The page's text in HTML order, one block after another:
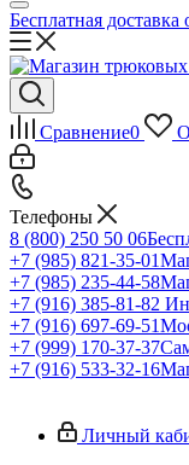
Бесплатная доставка
Сравнение0
Телефоны
8 (800) 250 50 06
+7 (985) 821-35-01
+7 (985) 235-44-58
+7 (916) 385-81-82
+7 (916) 697-69-51
+7 (999) 170-37-37
+7 (916) 533-32-16
Личный